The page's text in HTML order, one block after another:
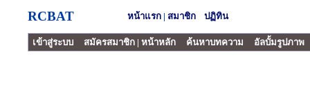
RCBAT หน้าแรก | สมาชิก ปฏิทิน
เข้าสู่ระบบ สมัครสมาชิก | หน้าหลัก ค้นหาบทความ อัลบั้มรูปภาพ